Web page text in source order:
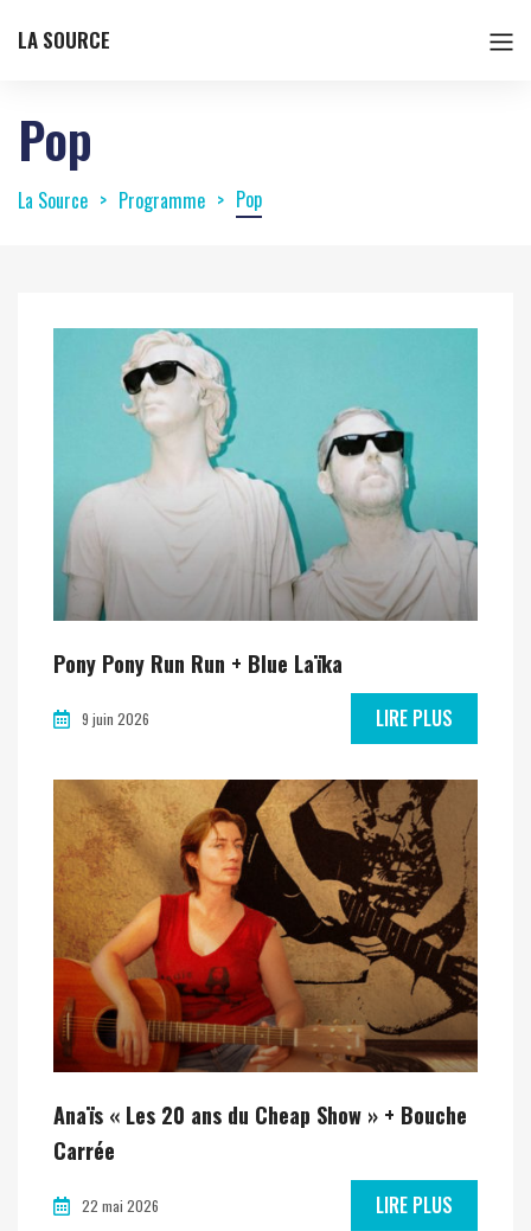
LA SOURCE
Pop
La Source Programme Pop
Pony Pony Run Run + Blue Laïka
9 juin 2026 LIRE PLUS
Anaïs « Les 20 ans du Cheap Show » + Bouche
Carrée
22 mai 2026 LIRE PLUS